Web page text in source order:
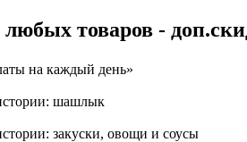
товаров -
на каждый день»
шашлык
закуски, овощи и соусы